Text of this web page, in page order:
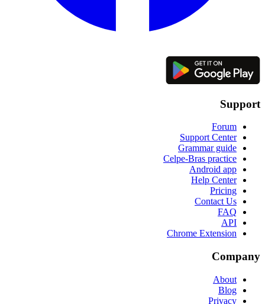
Support
Forum
Support Center
Grammar guide
Celpe-Bras practice
Android app
Help Center
Pricing
Contact Us
FAQ
API
Chrome Extension
Company
About
Blog
Privacy